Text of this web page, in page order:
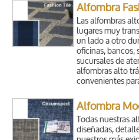
Alfombra
Las alfombras
lugares muy
un lado a otro
oficinas, bancos,
sucursales de
alfombras alto
convenientes
Alfombra
Todas nuestras
diseñadas,